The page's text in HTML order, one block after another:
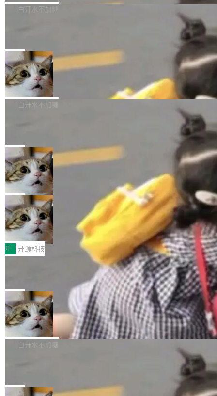
w 不要求标准普通话，方言识别覆盖粤语、吴语
容提供的字体时出现的几个问题 为避免音频加
质的最低采样率）的音频格式将被拒绝 修复了 C
SS 圆角虚线样式中可能存在的问题 如果表单中
的图像元素不在同一个子树中，则它们将不再关
联 加...
发布的 Release Notes，他利用 AI 工具（如 Co
最强的若干项。对于尚未正式发版的 PG 19，则
通过拉取过去一年内（从 PG 18 Beta1 时间点
至今）的所有 commit，同样交由 AI 分析提炼。
经过人工复核，准确度令人满意。这一方法也为
社区爱好者提供了高效跟踪新版本的思路。
白开水不加糖
维护工作一直与我的日常工作、家务、社交生活
和休闲娱乐竞争时间。" 这是 libexpat 维护者 S
ebastian Pipping 写在博客里的话。8 月 4 日，
他宣布了一个新消息：从 2026 年 8 月 1 日起，
他可以全职维护 libexpat 了，最长 6 个月。发
库之一。你的操作系统、浏览器、无数的基础设
施软件，很可能都在用它。而过去十年，维护它
的人一直在用业余...
局
Firefox 153.0.3 发布
Firefox 153.0.3 现已发布，具体更新内容如
下： New Smart Window 包含多项增强功能：
gi?id=2019042">Bug&nbsp;2019042</a>）</l
i> <li>现在，助手可以直接使用 Exa 的网络搜索
结果回答问题，而无需将问题转交给搜索引擎。
（<a href="https://bugzilla.mozilla.org/show_
bug.cgi?id=204...
白开水不加糖
的 npm 包。项目的核心论点是：容器不适合 Ag
ent 计算。真正适合的，是 Isolate。 Cloudflare
工程师在这件事上没什么可谦虚的——他们用 W
orkers 跑了十年 Isolate。用 CEO Matthew Pri
nce 的话说：「我们一生都在用 Isolate 运行代
码，而 AI Agent 不需要容器，它们需要的是 Iso
late。」 容器为什么不合适 容器的问题在于启动
和销毁都太重了。一个 Agent 要执行的任务可能
只需要几毫秒的 CPU 时间，但容器从冷启动到
就绪要花数秒。如果未来有十...
局
OpenAI 公开邮件和聊天记录回应苹果
诉讼，称“Apple is getting this wron
g”
上个月，苹果一纸诉状把 OpenAI 告上法庭，指
控其挖角苹果前员工并窃取商业秘密。苹果的诉
状把 OpenAI 描述成一个系统性地从前东家挖
人、套取机密信息的对手。 OpenAI 没发律师
函，也没选择庭外沉默。它在官网贴了一篇博
文，标题只有六个字：Apple is getting this wro
ng。 然后，它把邮件往来和 iMessage 聊天记
录全贴了出来。 他发错人了 苹果外部律师 Gabr
iel Gross 来自 Weil 律所，2 月 23 日下午 5:53
给 OpenAI 总法律顾问 Che Chang 发了封邮
件，附了一封长信，要求 OpenAI 配合调查前苹
果员工带走机密信...
局
HUAWEI MatePad Edge上架WorkBu
ddy鸿蒙PC版，说话就能干活的AI办公
搭子
全能AI工作台WorkBuddy鸿蒙PC版上架HUAWE
I MatePad Edge应用市场，直接下载即可使
用，与鸿蒙电脑上的体验一致。值得一提的是，
这是目前市面上唯一支持平板接入WorkBuddy P
C版的产品，搭载“人机双写”重磅功能——你写
你的，AI写AI的，同屏协作互不干扰。一句话让
AI帮你干活，现在开启全新体验！ 温馨提示：
体验WorkBuddy鸿蒙PC版前，请将 HUAWEI M
atePad Edge 升级至 HarmonyOS 6.1.0.135S
P9 patch03及以上版本。 *升级路径：设置 > 搜
开 开源科技
FFmpeg 9.0 发布：代号“Lei”，以此纪
全球知名开源多媒体框架 FFmpeg 今天正式发
布了 9.0 版本。这个版本除了带来新一代音视频
处理能力和硬件加速支持之外，还有一个特殊之
处：FFmpeg 9.0 的代号是“Lei”。 这个名字，
来自中国开发者雷霄骅（Lei Xiaohua）。 对于
很多中国音视频开发者而言，这个名字并不陌
“启蒙老师”。 而今年，恰好是雷霄骅离世十周
局
亚马逊成本失控：AI 写代码烧掉 1215
万元，超预算 860%
外媒近日曝光了亚马逊的多份内部报告显示，AI
导致公司在多个项目上超支。《金融时报》报道
编写程序，目标是完成电商平台作者信息与商品
白开水不加糖
e CEO Clément Delangue 在 CNBC 的采访里
局